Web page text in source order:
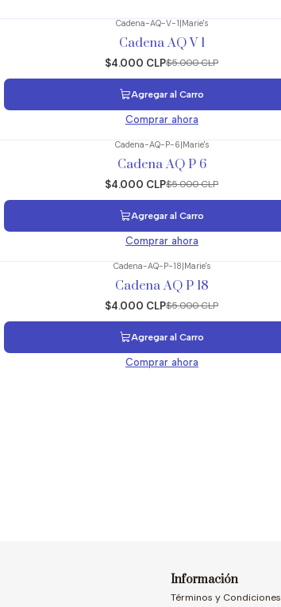
Cadena-AQ-V-1 Marie's
Cadena AQ V 1
$4.000 CLP$5.000 CLP
Agregar al Carro
Comprar ahora
Cadena-AQ-P-6 Marie's
Cadena AQ P 6
$4.000 CLP$5.000 CLP
Agregar al Carro
Comprar ahora
Cadena-AQ-P-18 Marie's
Cadena AQ P 18
$4.000 CLP$5.000 CLP
Agregar al Carro
Comprar ahora
Información
Términos y Condiciones